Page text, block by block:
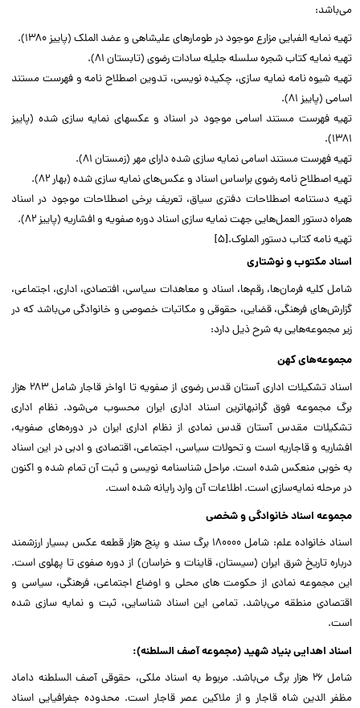
می‌باشد:
تهیه نمایه الفبایی مزارع موجود در طومار‌های علیشاهی و عضد الملک (پاییز ۱۳۸۰).
تهیه نمایه کتاب شجره سلسله جلیله سادات رضوی (تابستان ۸۱).
تهیه شیوه نامه نمایه سازی، چکیده نویسی، تدوین اصطلاح نامه و فهرست مستند
اسامی (پاییز ۸۱).
تهیه فهرست مستند اسامی موجود در اسناد و عکسهای نمایه سازی شده (پاییز
۱۳۸۱).
تهیه فهرست مستند اسامی نمایه سازی شده دارای مهر (زمستان ۸۱).
تهیه اصطلاح نامه رضوی براساس اسناد و عکس‌های نمایه سازی شده (بهار ۸۲).
تهیه دستنامه اصطلاحات دفتری سیاق، تعریف برخی اصطلاحات موجود در اسناد
همراه دستور العمل‌هایی جهت نمایه سازی اسناد دوره صفویه و افشاریه (پاییز ۸۲).
تهیه نامه کتاب دستور الملوک.[۵]
اسناد مکتوب و نوشتاری
شامل کلیه فرمان‌ها، رقم‌ها، اسناد و معاهدات سیاسی، افتصادی، اداری، اجتماعی،
گزارش‌های فرهنگی، قضایی، حقوقی و مکاتبات خصوصی و خانوادگی می‌باشد که در
زیر مجموعه‌هایی به شرح ذیل دارد:
مجموعه‌های کهن
اسناد تشکیلات اداری آستان قدس رضوی از صفویه تا اواخر قاجار شامل ۲۸۳ هزار
برگ مجموعه فوق گرانبها‌ترین اسناد اداری ایران محسوب می‌شود. نظام اداری
تشکیلات مقدس آستان قدس نمادی از نظام اداری ایران در دوره‌های صفویه،
افشاریه و قاجاریه است و تحولات سیاسی، اجتماعی، اقتصادی و ادبی در این اسناد
به خوبی منعکس شده است. مراحل شناسنامه‌ نویسی و ثبت آن تمام شده و اکنون
در مرحله نمایه‌سازی است. اطلاعات آن وارد رایانه شده است.
مجموعه اسناد خانوادگی و شخصی
اسناد خانواده علم: شامل ۱۸۰۰۰۰ برگ سند و پنج هزار قطعه عکس بسیار ارزشمند
درباره تاریخ شرق ایران (سیستان، قاینات و خراسان) از دوره صفوی تا پهلوی است.
این مجموعه نمادی از حکومت های محلی و اوضاع اجتماعی، فرهنگی، سیاسی و
اقتصادی منطقه می‌باشد. تمامی این اسناد شناسایی، ثبت و نمایه سازی شده
است.
اسناد اهدایی بنیاد شهید (مجموعه آصف السلطنه):
شامل ۲۶ هزار برگ می‌باشد. مربوط به اسناد ملکی، حقوقی آصف السلطنه داماد
مظفر الدین شاه قاجار و از ملاکین عصر قاجار است. محدوده جغرافیایی اسناد